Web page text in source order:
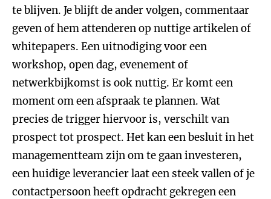
te blijven. Je blijft de ander volgen, commentaar
geven of hem attenderen op nuttige artikelen of
whitepapers. Een uitnodiging voor een
workshop, open dag, evenement of
netwerkbijkomst is ook nuttig. Er komt een
moment om een afspraak te plannen. Wat
precies de trigger hiervoor is, verschilt van
prospect tot prospect. Het kan een besluit in het
managementteam zijn om te gaan investeren,
een huidige leverancier laat een steek vallen of je
contactpersoon heeft opdracht gekregen een